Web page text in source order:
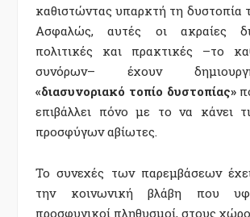
καθιστώντας υπαρκτή τη δυστοπία
Ασφαλώς, αυτές οι ακραίες
πολιτικές και πρακτικές –το
συνόρων– έχουν
«διασυνοριακό τοπίο δυστοπίας»
επιβάλλει πόνο με το να κάνει
προσφύγων αβίωτες.
Το συνεχές των παρεμβάσεων
την κοινωνική βλάβη που
προσφυγικοί πληθυσμοί, στους